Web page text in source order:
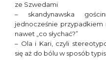
ze Szwedami
– skandynawska
jednocześnie przypadkiem
nawet „co słychać?”
– Ola i Kari, czyli
się aż do bólu w sposób